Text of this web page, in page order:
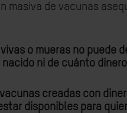
masiva de vacunas
vivas o mueras no puede
nacido ni de cuánto
creadas con
disponibles para